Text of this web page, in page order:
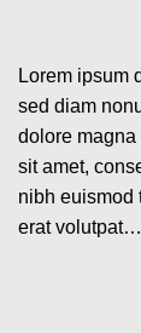
Lorem ipsum
sed diam
dolore
sit amet,
nibh euismod
erat